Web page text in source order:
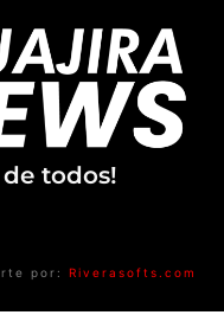
todos!
por: Riverasofts.com